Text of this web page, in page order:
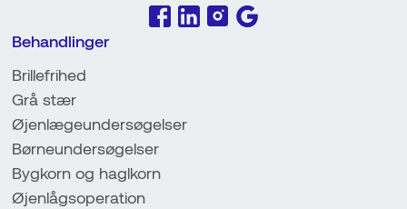
Behandlinger
Brillefrihed
Grå stær
Øjenlægeundersøgelser
Børneundersøgelser
Bygkorn og haglkorn
Øjenlågsoperation